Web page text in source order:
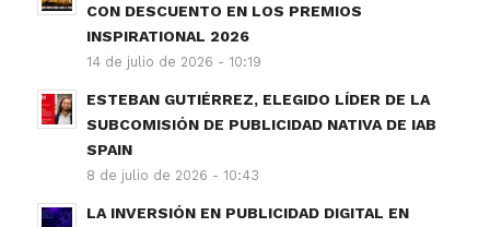
CON DESCUENTO EN LOS PREMIOS
INSPIRATIONAL 2026
14 de julio de 2026 - 10:19
ESTEBAN GUTIÉRREZ, ELEGIDO LÍDER DE LA
SUBCOMISIÓN DE PUBLICIDAD NATIVA DE IAB
SPAIN
8 de julio de 2026 - 10:43
LA INVERSIÓN EN PUBLICIDAD DIGITAL EN